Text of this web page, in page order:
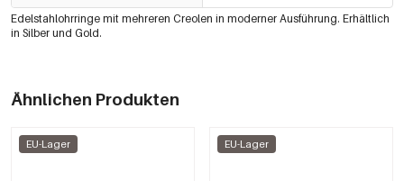
Edelstahlohrringe mit mehreren Creolen in moderner Ausführung. Erhältlich
in Silber und Gold.
Ähnlichen Produkten
EU-Lager EU-Lager